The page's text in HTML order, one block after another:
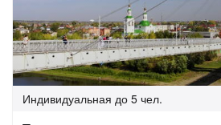
Индивидуальная до 5 чел.